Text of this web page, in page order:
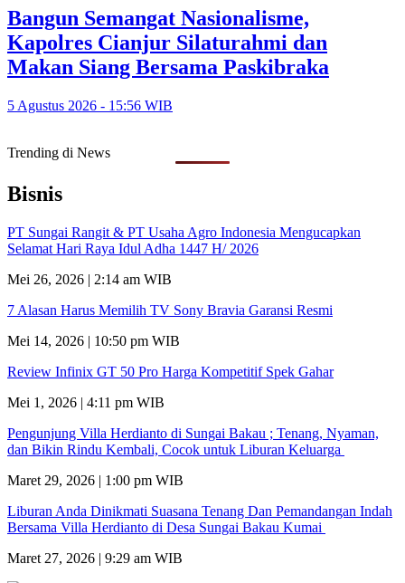
Bangun Semangat Nasionalisme,
Kapolres Cianjur Silaturahmi dan
Makan Siang Bersama Paskibraka
5 Agustus 2026 - 15:56 WIB
Trending di News
Bisnis
PT Sungai Rangit & PT Usaha Agro Indonesia Mengucapkan
Selamat Hari Raya Idul Adha 1447 H/ 2026
Mei 26, 2026 | 2:14 am WIB
7 Alasan Harus Memilih TV Sony Bravia Garansi Resmi
Mei 14, 2026 | 10:50 pm WIB
Review Infinix GT 50 Pro Harga Kompetitif Spek Gahar
Mei 1, 2026 | 4:11 pm WIB
Pengunjung Villa Herdianto di Sungai Bakau ; Tenang, Nyaman,
dan Bikin Rindu Kembali, Cocok untuk Liburan Keluarga
Maret 29, 2026 | 1:00 pm WIB
Liburan Anda Dinikmati Suasana Tenang Dan Pemandangan Indah
Bersama Villa Herdianto di Desa Sungai Bakau Kumai
Maret 27, 2026 | 9:29 am WIB